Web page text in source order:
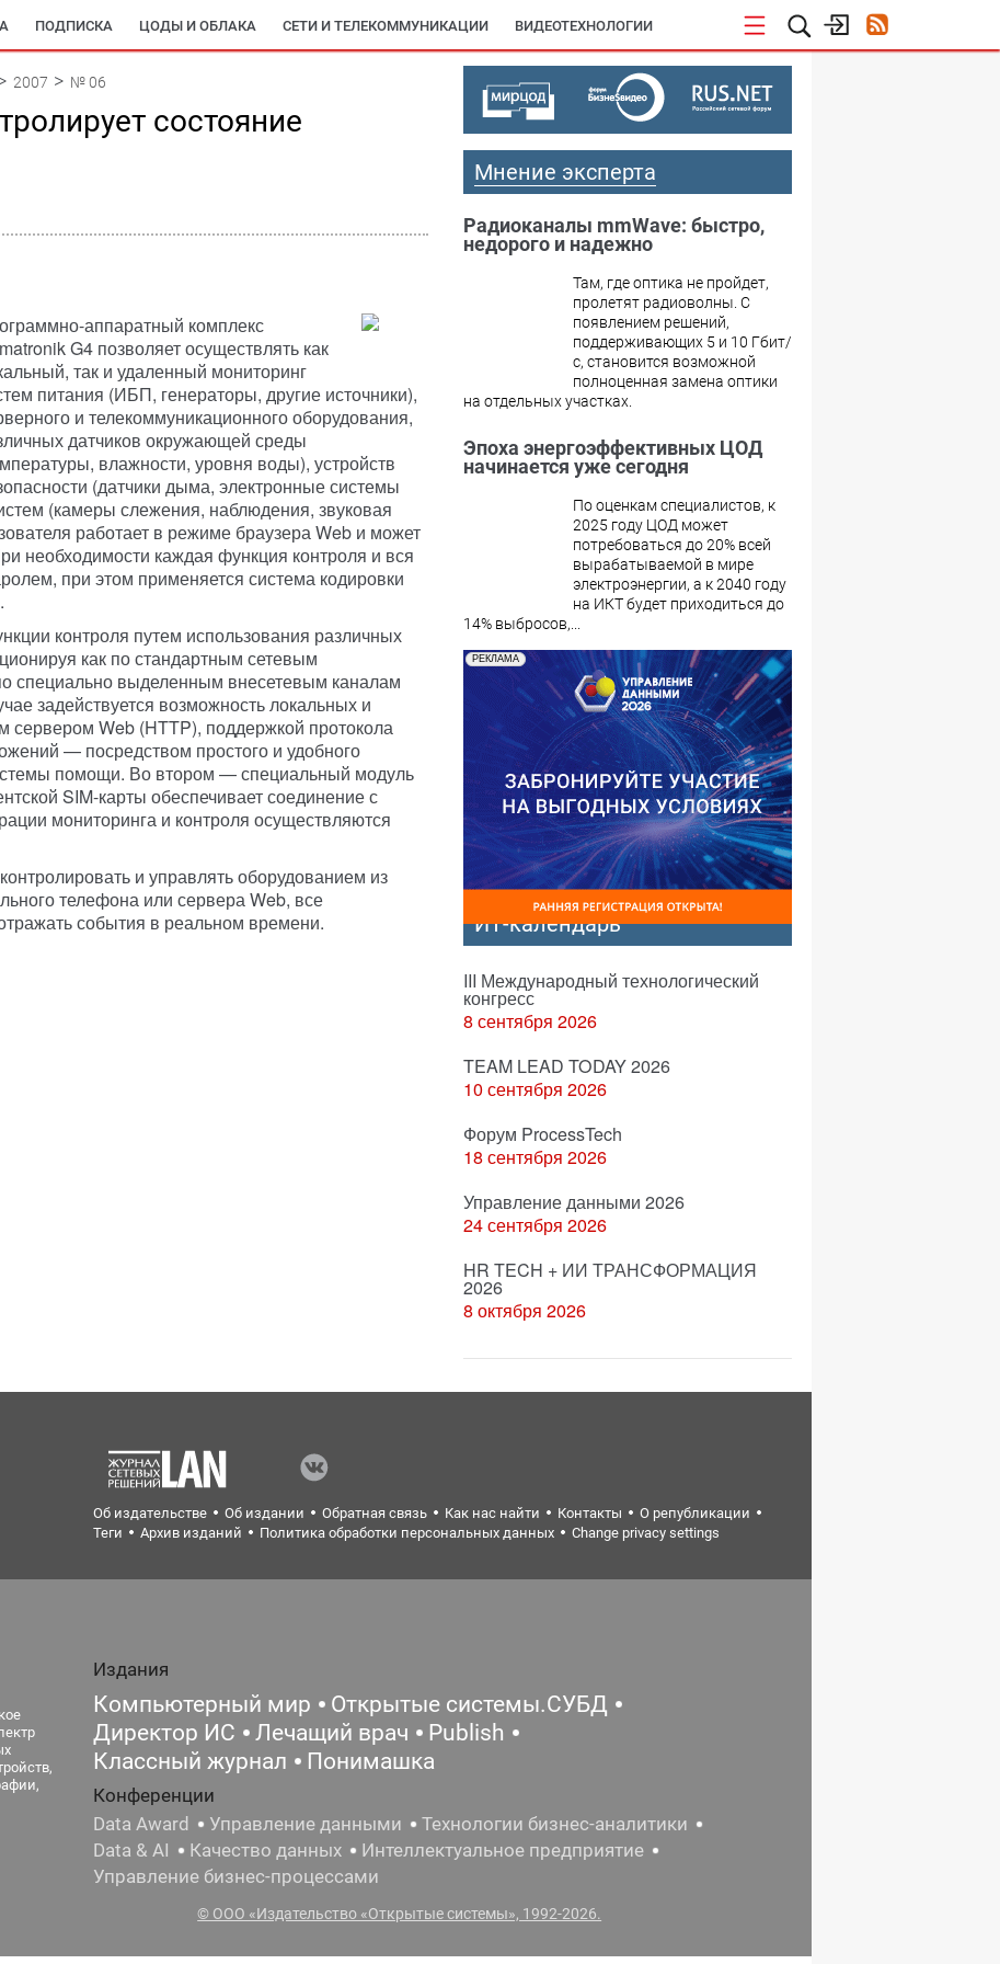
ПОДПИСКА ЦОДЫ И ОБЛАКА СЕТИ И ТЕЛЕКОММУНИКАЦИИ ВИДЕОТЕХНОЛОГИИ
2007 № 06
состояние
аппаратный комплекс
G4 позволяет осуществлять как
так и удаленный мониторинг
питания (ИБП, генераторы, другие источники),
и телекоммуникационного оборудования,
датчиков окружающей среды
влажности, уровня воды), устройств
(датчики дыма, электронные системы
(камеры слежения, наблюдения, звуковая
работает в режиме браузера Web и может
необходимости каждая функция контроля и вся
при этом применяется система кодировки
контроля путем использования различных
как по стандартным сетевым
специально выделенным внесетевым каналам
задействуется возможность локальных и
сервером Web (HTTP), поддержкой протокола
— посредством простого и удобного
помощи. Во втором — специальный модуль
SIM-карты обеспечивает соединение с
мониторинга и контроля осуществляются
и управлять оборудованием из
телефона или сервера Web, все
события в реальном времени.
Мнение эксперта
Радиоканалы mmWave: быстро,
недорого и надежно
Там, где оптика не пройдет,
пролетят радиоволны. С
появлением решений,
поддерживающих 5 и 10 Гбит/
с, становится возможной
полноценная замена оптики
на отдельных участках.
Эпоха энергоэффективных ЦОД
начинается уже сегодня
По оценкам специалистов, к
2025 году ЦОД может
потребоваться до 20% всей
вырабатываемой в мире
электроэнергии, а к 2040 году
на ИКТ будет приходиться до
14% выбросов,...
РЕКЛАМА
ИТ-календарь
III Международный технологический
конгресс
8 сентября 2026
TEAM LEAD TODAY 2026
10 сентября 2026
Форум ProcessTech
18 сентября 2026
Управление данными 2026
24 сентября 2026
HR TECH + ИИ ТРАНСФОРМАЦИЯ
2026
8 октября 2026
Об издательстве Об издании Обратная связь Как нас найти Контакты
О републикации
Теги
Архив изданий Политика обработки персональных данных Change privacy settings
Издания
Компьютерный мир
Открытые системы.СУБД
Директор ИС
Лечащий врач
Publish
Классный журнал
Понимашка
Конференции
Data Award
Управление данными
Технологии бизнес-аналитики
Data & AI
Качество данных
Интеллектуальное предприятие
Управление бизнес-процессами
© ООО «Издательство «Открытые системы», 1992-2026.